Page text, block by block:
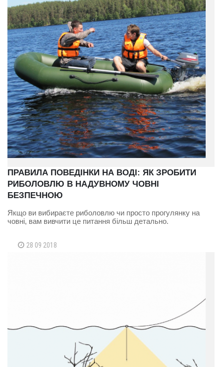
ПРАВИЛА ПОВЕДІНКИ НА ВОДІ: ЯК ЗРОБИТИ
РИБОЛОВЛЮ В НАДУВНОМУ ЧОВНІ
БЕЗПЕЧНОЮ
Якщо ви вибираєте риболовлю чи просто прогулянку на
човні, вам вивчити це питання більш детально.
28 09 2018